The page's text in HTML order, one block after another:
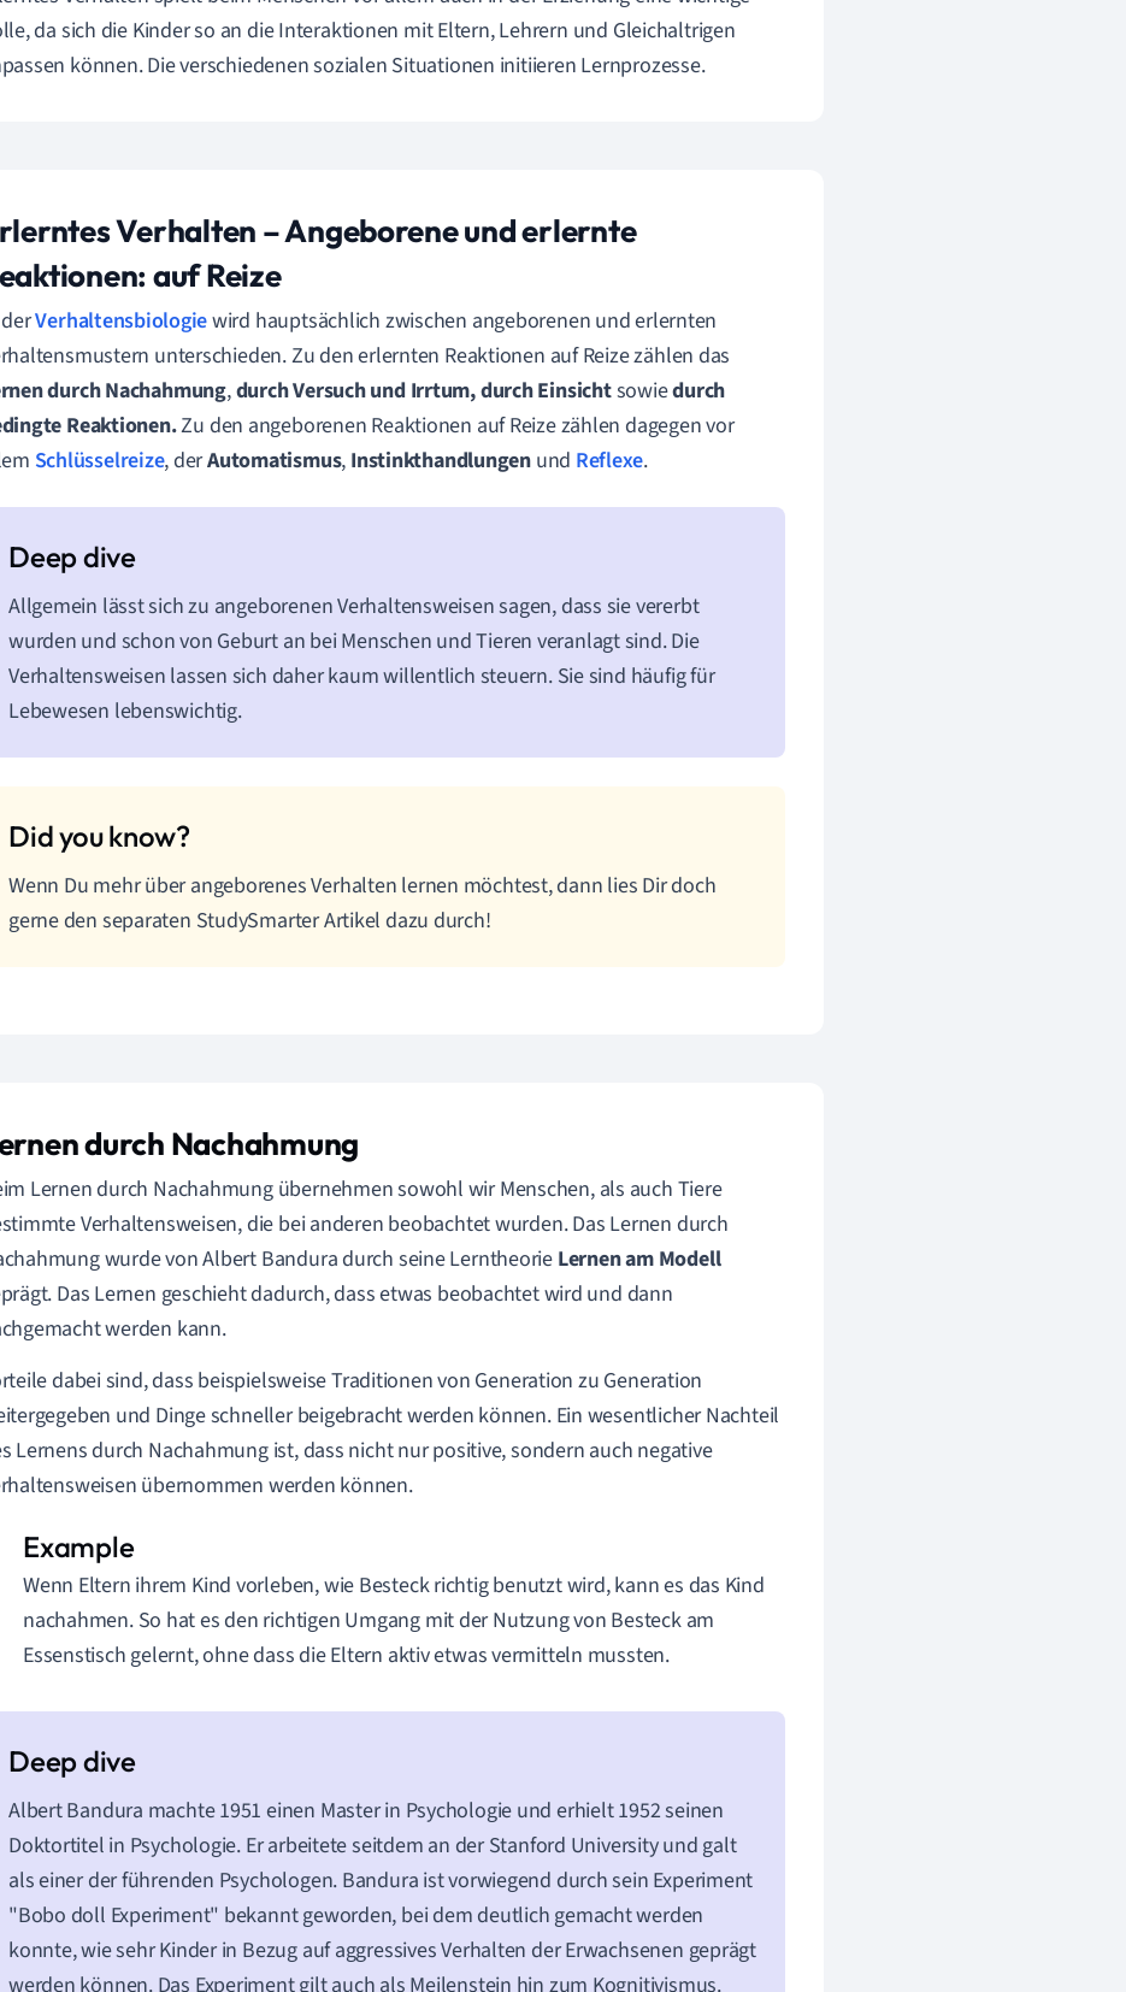
da sich die Kinder so an die Interaktionen mit Eltern, Lehrern und Gleichaltrigen
können. Die verschiedenen sozialen Situationen initiieren Lernprozesse.
Verhalten – Angeborene und erlernte
auf Reize
Verhaltensbiologiewird hauptsächlich zwischen angeborenen und erlernten
unterschieden. Zu den erlernten Reaktionen auf Reize zählen das
durch Nachahmung,durchVersuch und Irrtum, durch Einsichtsowiedurch
Reaktionen.Zu den angeborenen Reaktionen auf Reize zählen dagegen vor
Schlüsselreize, derAutomatismus, Instinkthandlungen und Reflexe.
Allgemein lässt sich zu angeborenen Verhaltensweisen sagen, dass sie vererbt
wurden und schon von Geburt an bei Menschen und Tieren veranlagt sind. Die
Verhaltensweisen lassen sich daher kaum willentlich steuern. Sie sind häufig für
Lebewesen lebenswichtig.
Wenn Du mehr über angeborenes Verhalten lernen möchtest, dann lies Dir doch
gerne den separaten StudySmarter Artikel dazu durch!
durch Nachahmung
Lernen durch Nachahmung übernehmen sowohl wir Menschen, als auch Tiere
Verhaltensweisen, die bei anderen beobachtet wurden. Das Lernen durch
wurde von Albert Bandura durch seine Lerntheorie Lernen am Modell
Das Lernen geschieht dadurch, dass etwas beobachtet wird und dann
werden kann.
dabei sind, dass beispielsweise Traditionen von Generation zu Generation
und Dinge schneller beigebracht werden können. Ein wesentlicher Nachteil
Lernens durch Nachahmung ist, dass nicht nur positive, sondern auch negative
übernommen werden können.
Wenn Eltern ihrem Kind vorleben, wie Besteck richtig benutzt wird, kann es das Kind
nachahmen. So hat es den richtigen Umgang mit der Nutzung von Besteck am
Essenstisch gelernt, ohne dass die Eltern aktiv etwas vermitteln mussten.
Albert Bandura machte 1951 einen Master in Psychologie und erhielt 1952 seinen
Doktortitel in Psychologie. Er arbeitete seitdem an der Stanford University und galt
als einer der führenden Psychologen. Bandura ist vorwiegend durch sein Experiment
"Bobo doll Experiment" bekannt geworden, bei dem deutlich gemacht werden
konnte, wie sehr Kinder in Bezug auf aggressives Verhalten der Erwachsenen geprägt
werden können. Das Experiment gilt auch als Meilenstein hin zum Kognitivismus.